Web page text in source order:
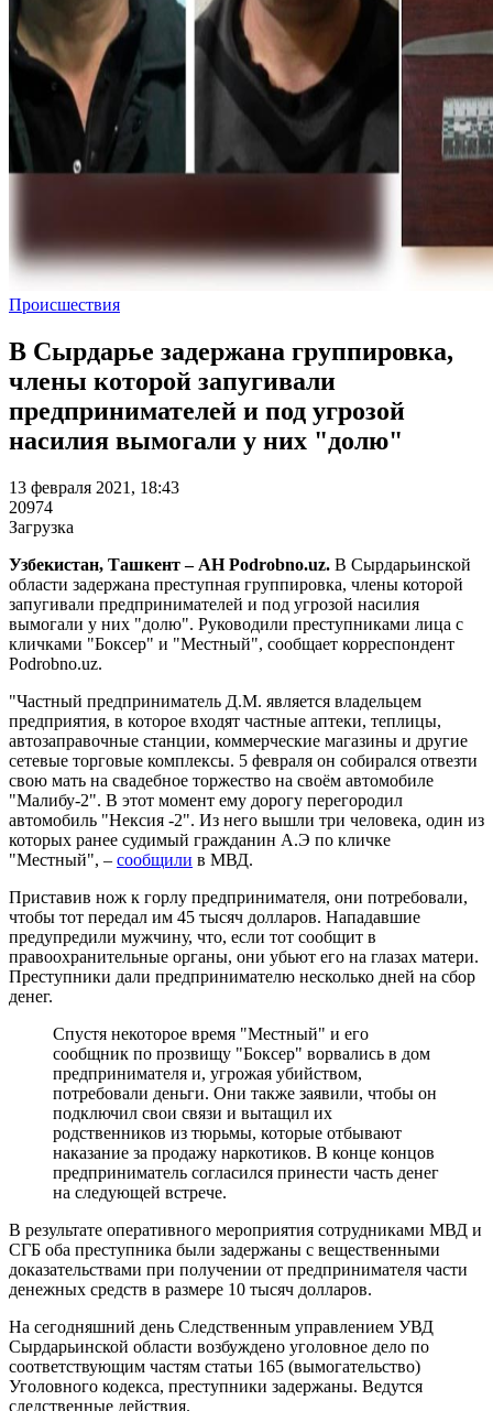
Происшествия
В Сырдарье задержана группировка,
члены которой запугивали
предпринимателей и под угрозой
насилия вымогали у них "долю"
13 февраля 2021, 18:43
20974
Загрузка
Узбекистан, Ташкент – АН Podrobno.uz. В Сырдарьинской
области задержана преступная группировка, члены которой
запугивали предпринимателей и под угрозой насилия
вымогали у них "долю". Руководили преступниками лица с
кличками "Боксер" и "Местный", сообщает корреспондент
Podrobno.uz.
"Частный предприниматель Д.М. является владельцем
предприятия, в которое входят частные аптеки, теплицы,
автозаправочные станции, коммерческие магазины и другие
сетевые торговые комплексы. 5 февраля он собирался отвезти
свою мать на свадебное торжество на своём автомобиле
"Малибу-2". В этот момент ему дорогу перегородил
автомобиль "Нексия -2". Из него вышли три человека, один из
которых ранее судимый гражданин А.Э по кличке
"Местный", – сообщили в МВД.
Приставив нож к горлу предпринимателя, они потребовали,
чтобы тот передал им 45 тысяч долларов. Нападавшие
предупредили мужчину, что, если тот сообщит в
правоохранительные органы, они убьют его на глазах матери.
Преступники дали предпринимателю несколько дней на сбор
денег.
Спустя некоторое время "Местный" и его
сообщник по прозвищу "Боксер" ворвались в дом
предпринимателя и, угрожая убийством,
потребовали деньги. Они также заявили, чтобы он
подключил свои связи и вытащил их
родственников из тюрьмы, которые отбывают
наказание за продажу наркотиков. В конце концов
предприниматель согласился принести часть денег
на следующей встрече.
В результате оперативного мероприятия сотрудниками МВД и
СГБ оба преступника были задержаны с вещественными
доказательствами при получении от предпринимателя части
денежных средств в размере 10 тысяч долларов.
На сегодняшний день Следственным управлением УВД
Сырдарьинской области возбуждено уголовное дело по
соответствующим частям статьи 165 (вымогательство)
Уголовного кодекса, преступники задержаны. Ведутся
следственные действия.